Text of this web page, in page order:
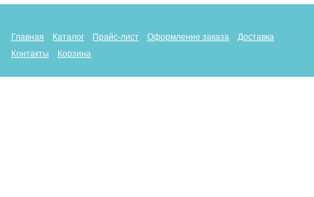
Главная Каталог Прайс-лист Оформление заказа
Доставка
Контакты
Корзина